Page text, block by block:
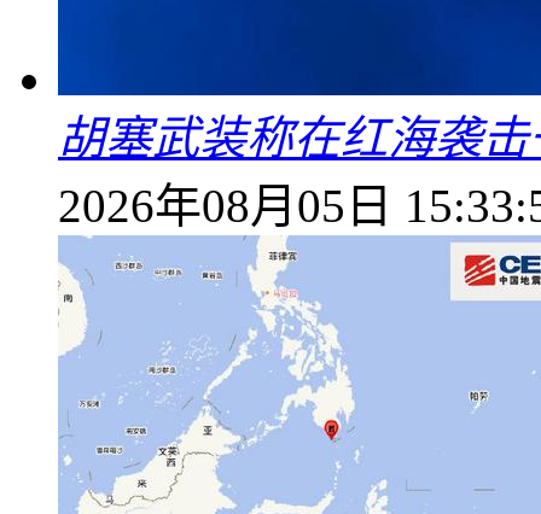
胡塞武装称在红海袭
2026年08月05日